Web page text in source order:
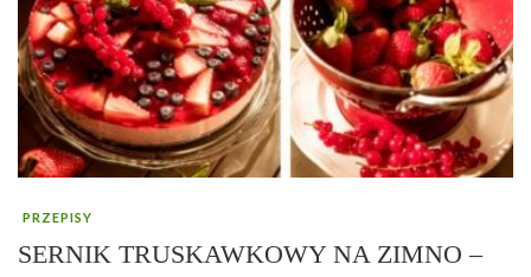
PRZEPISY
SERNIK TRUSKAWKOWY NA ZIMNO –